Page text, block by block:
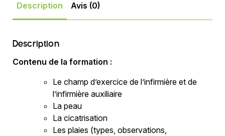
Description Avis (0)
Description
Contenu de la formation :
Le champ d’exercice de l’infirmière et de
l’infirmière auxiliaire
La peau
La cicatrisation
Les plaies (types, observations,